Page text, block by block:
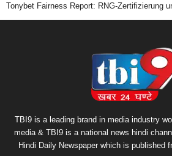
Tonybet Fairness Report: RNG-Zertifizierung
TBI9 is a leading brand in media industry
media & TBI9 is a national news hindi
Hindi Daily Newspaper which is published